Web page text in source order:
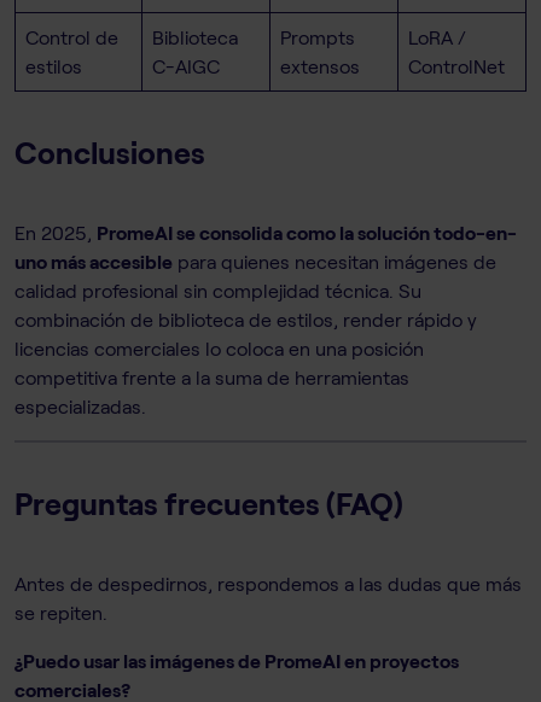
Control de
estilos
Biblioteca
C-AIGC
Prompts
extensos
LoRA /
ControlNet
Conclusiones
En 2025, PromeAI se consolida como la solución todo-en-
uno más accesible para quienes necesitan imágenes de
calidad profesional sin complejidad técnica. Su
combinación de biblioteca de estilos, render rápido y
licencias comerciales lo coloca en una posición
competitiva frente a la suma de herramientas
especializadas.
Preguntas frecuentes (FAQ)
Antes de despedirnos, respondemos a las dudas que más
se repiten.
¿Puedo usar las imágenes de PromeAI en proyectos
comerciales?